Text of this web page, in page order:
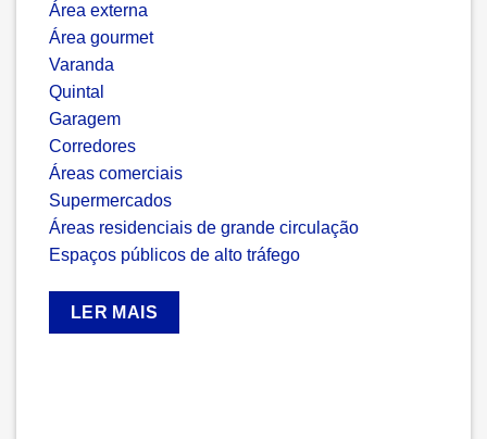
Área externa
Área gourmet
Varanda
Quintal
Garagem
Corredores
Áreas comerciais
Supermercados
Áreas residenciais de grande circulação
Espaços públicos de alto tráfego
LER MAIS